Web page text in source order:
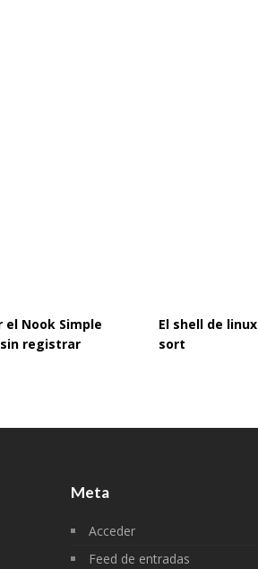
el Nook Simple
registrar
El shell de
sort
Meta
Acceder
Feed de entradas